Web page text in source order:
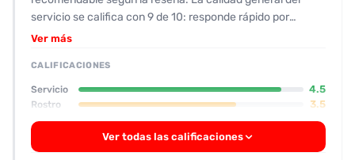
servicio se califica con 9 de 10: responde rápido por
WhatsApp, no se demora en llegar y el ambiente en la casa
es una chica joven (alrededor de 20 años), de piel
blanquita, estatura de 1,60 m, con cara bonita, senos
naturales y bonitos, cola natural y redonda, cintura
pequeña y nalgas bien formadas. Se describe como
“divina”, con un cuerpo natural sin retoques. Respecto a su
higiene, la limpia antes y después del encuentro, huele
Ver más
CALIFICACIONES
Servicio 4.5
Rostro 3.5
Ver todas las calificaciones